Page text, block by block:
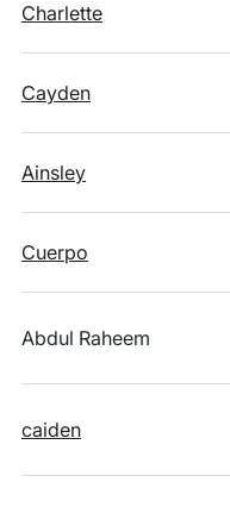
Charlette
Cayden
Ainsley
Cuerpo
Abdul Raheem
caiden